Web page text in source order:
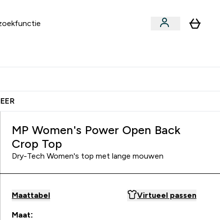
MP Women's Power Open Back
Crop Top
Dry-Tech Women's top met lange mouwen
Maattabel Virtueel passen
Maat: